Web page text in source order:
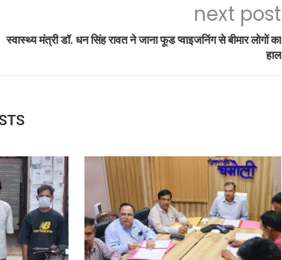
next post
स्वास्थ्य मंत्री डॉ. धन सिंह रावत ने जाना फूड प्वाइजनिंग से बीमार लोगों का
हाल